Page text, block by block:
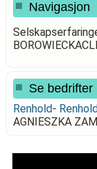
Navigasjon
Se bedrifter
Renhold-
AGNIESZKA